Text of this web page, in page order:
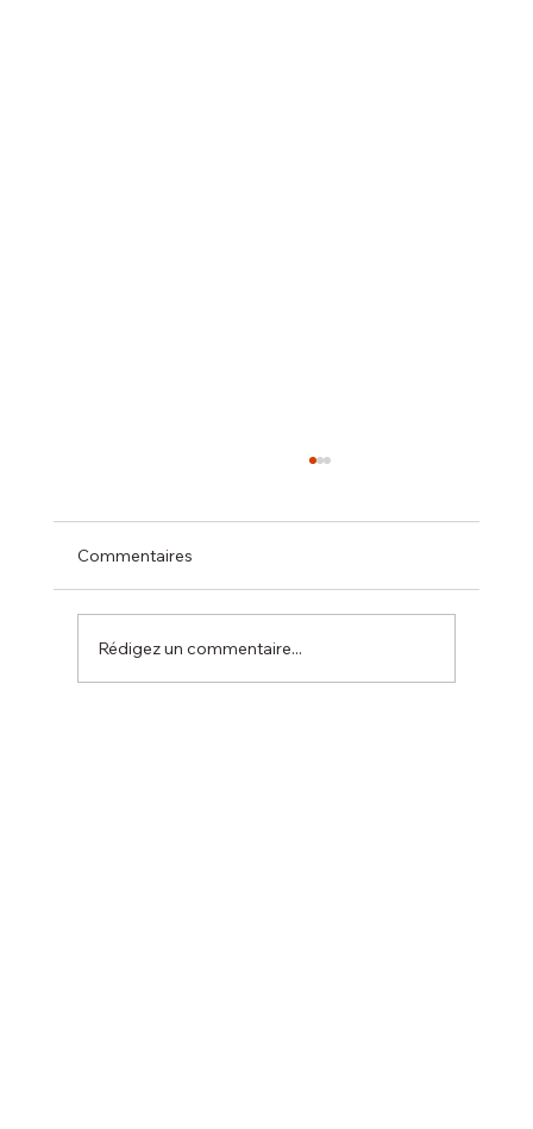
Commentaires
Rédigez un commentaire...